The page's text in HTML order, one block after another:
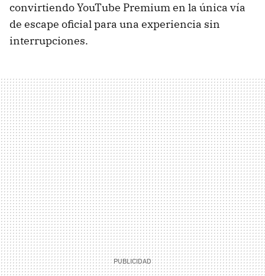
convirtiendo YouTube Premium en la única vía
de escape oficial para una experiencia sin
interrupciones.